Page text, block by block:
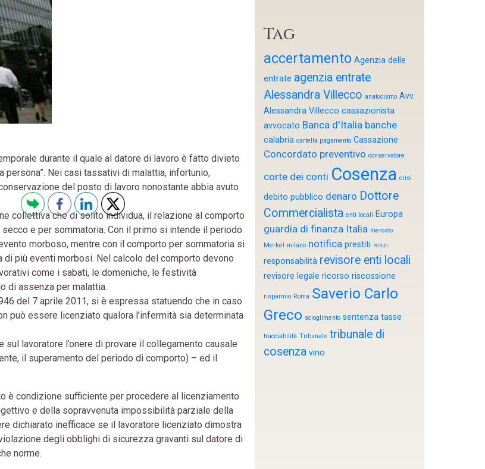
durante il quale al datore di lavoro è fatto divieto
Nei casi tassativi di malattia, infortunio,
del posto di lavoro nonostante abbia avuto
collettiva che di solito individua, il relazione al comporto
e per sommatoria. Con il primo si intende il periodo
morboso, mentre con il comporto per sommatoria si
più eventi morbosi. Nel calcolo del comporto devono
come i sabati, le domeniche, le festività
di assenza per malattia.
del 7 aprile 2011, si è espressa statuendo che in caso
può essere licenziato qualora l’infermità sia determinata
lavoratore l’onere di provare il collegamento causale
il superamento del periodo di comporto) – ed il
è condizione sufficiente per procedere al licenziamento
e della sopravvenuta impossibilità parziale della
dichiarato inefficace se il lavoratore licenziato dimostra
degli obblighi di sicurezza gravanti sul datore di
norme.
Tag
accertamento Agenzia delle
entrate agenzia entrate
Alessandra Villecco anatocismo Avv.
Alessandra Villecco cassazionista
avvocato Banca d'Italia banche
calabria cartella pagamento Cassazione
Concordato preventivo conservatore
corte dei conti Cosenza crisi
debito pubblico denaro Dottore
Commercialista enti locali Europa
guardia di finanza Italia mercato
Merkel milano notifica prestiti renzi
responsabilità revisore enti locali
revisore legale ricorso riscossione
risparmio Roma Saverio Carlo
Greco scioglimento sentenza tasse
tracciabilità Tribunale tribunale di
cosenza vino